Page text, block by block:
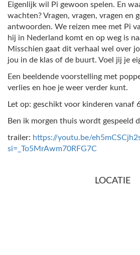
Eigenlijk wil Pi gewoon spelen. En
wachten? Vragen, vragen, vragen en
antwoorden. We reizen mee met Pi
hij in Nederland komt en op weg is
Misschien gaat dit verhaal wel over
jou in de klas of de buurt. Voel jij je
Een beeldende voorstelling met
verlies en hoe je weer verder kunt.
Let op: geschikt voor kinderen vanaf
Ben ik morgen thuis wordt gespeeld
trailer: https://youtu.be/
si=_To5MrAwm70RFG7C
LOCATIE